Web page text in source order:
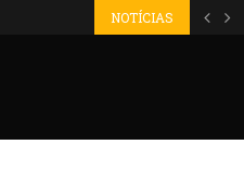
NOTÍCIAS